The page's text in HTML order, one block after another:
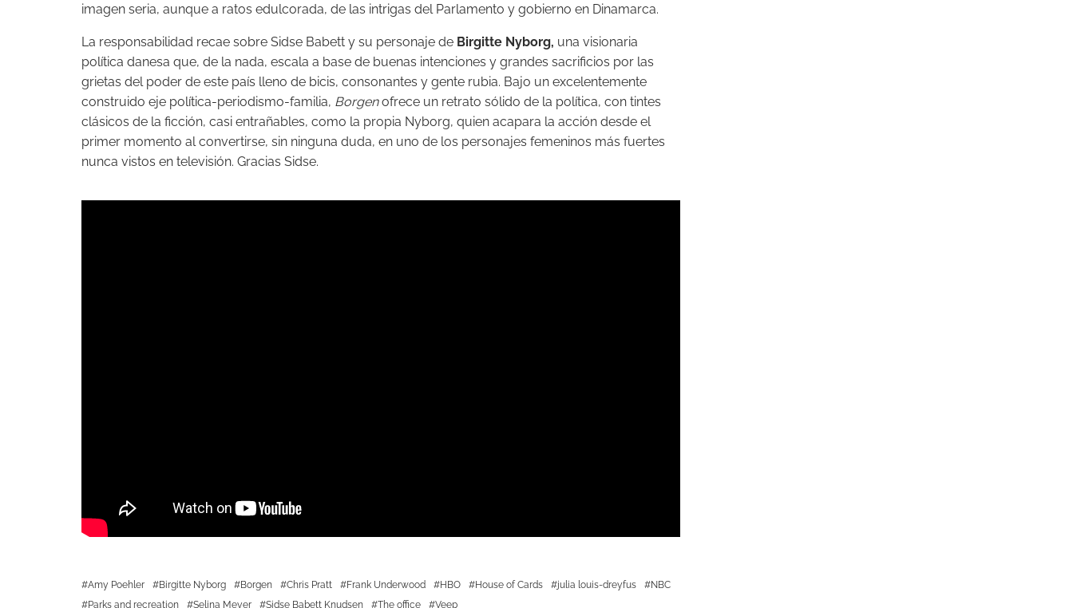
imagen seria, aunque a ratos edulcorada, de las intrigas del Parlamento y gobierno en Dinamarca.
La responsabilidad recae sobre Sidse Babett y su personaje de Birgitte Nyborg, una visionaria
política danesa que, de la nada, escala a base de buenas intenciones y grandes sacrificios por las
grietas del poder de este país lleno de bicis, consonantes y gente rubia. Bajo un excelentemente
construido eje política-periodismo-familia, Borgenofrece un retrato sólido de la política, con tintes
clásicos de la ficción, casi entrañables, como la propia Nyborg, quien acapara la acción desde el
primer momento al convertirse, sin ninguna duda, en uno de los personajes femeninos más fuertes
nunca vistos en televisión. Gracias Sidse.
Amy Poehler Birgitte Nyborg Borgen Chris Pratt Frank Underwood HBO House of Cards julia louis-dreyfus
NBC
Parks and recreation
Selina Meyer Sidse Babett Knudsen The office Veep